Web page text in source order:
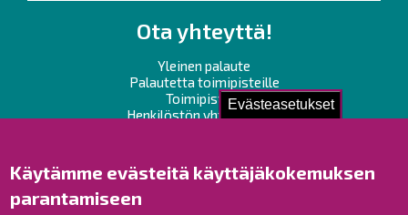
Evästeasetukset
Käytämme evästeitä käyttäjäkokemuksen
parantamiseen
Ota yhteyttä!
Yleinen palaute
Palautetta toimipisteille
Toimipisteet
Henkilöstön yhteystiedot
Raahe Facebookissa
Raahe Instagramissa